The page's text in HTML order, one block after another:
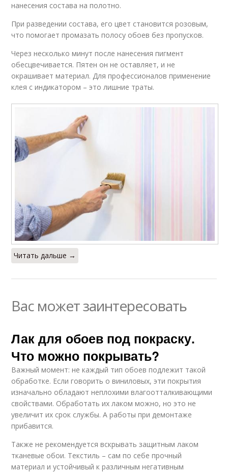
нанесения состава на полотно.
При разведении состава, его цвет становится розовым,
что помогает промазать полосу обоев без пропусков.
Через несколько минут после нанесения пигмент
обесцвечивается. Пятен он не оставляет, и не
окрашивает материал. Для профессионалов применение
клея с индикатором – это лишние траты.
Читать дальше →
Вас может заинтересовать
Лак для обоев под покраску.
Что можно покрывать?
Важный момент: не каждый тип обоев подлежит такой
обработке. Если говорить о виниловых, эти покрытия
изначально обладают неплохими влагоотталкивающими
свойствами. Обработать их лаком можно, но это не
увеличит их срок службы. А работы при демонтаже
прибавится.
Также не рекомендуется вскрывать защитным лаком
тканевые обои. Текстиль – сам по себе прочный
материал и устойчивый к различным негативным